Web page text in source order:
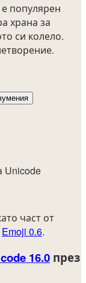
популярен
храна за
си колело.
Unicode
част от
Emoji 0.6.
16.0 през